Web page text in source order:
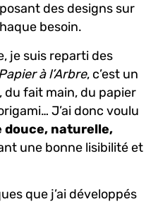
des designs sur
besoin.
je suis reparti des
à l’Arbre, c’est un
fait main, du papier
J’ai donc voulu
douce, naturelle,
une bonne lisibilité et
que j’ai développés